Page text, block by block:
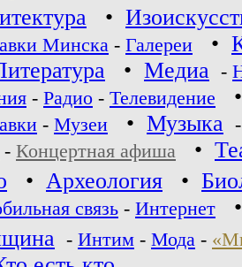
•
Минска - Галереи •
• Медиа -
- Радио - Телевидение
- Музеи • Музыка
- Концертная афиша •
• Археология •
связь - Интернет
- Интим - Мода -